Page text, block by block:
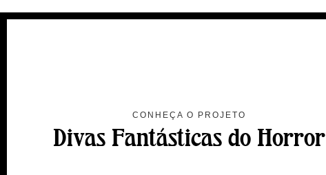
CONHEÇA O PROJETO
Divas Fantásticas do Horror